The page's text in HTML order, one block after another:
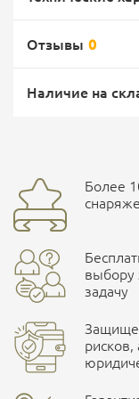
Доставка Почтой
Доставка
Наличные при
Бренд
Отзывы 0
Наличие на
улица
Более
выбору
задачу
рисков,